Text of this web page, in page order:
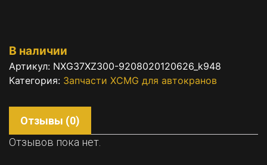
В наличии
Артикул: NXG37XZ300-9208020120626_k948
Категория: Запчасти XCMG для автокранов
Отзывы (0)
Отзывов пока нет.